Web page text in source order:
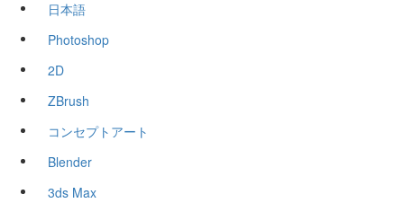
日本語
Photoshop
2D
ZBrush
コンセプトアート
Blender
3ds Max